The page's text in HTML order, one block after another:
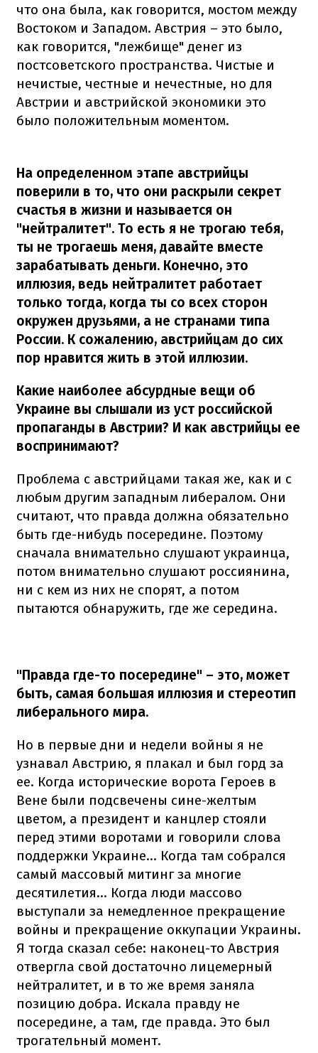
что она была, как говорится, мостом между
Востоком и Западом. Австрия – это было,
как говорится, "лежбище" денег из
постсоветского пространства. Чистые и
нечистые, честные и нечестные, но для
Австрии и австрийской экономики это
было положительным моментом.
На определенном этапе австрийцы
поверили в то, что они раскрыли секрет
счастья в жизни и называется он
"нейтралитет". То есть я не трогаю тебя,
ты не трогаешь меня, давайте вместе
зарабатывать деньги. Конечно, это
иллюзия, ведь нейтралитет работает
только тогда, когда ты со всех сторон
окружен друзьями, а не странами типа
России. К сожалению, австрийцам до сих
пор нравится жить в этой иллюзии.
Какие наиболее абсурдные вещи об
Украине вы слышали из уст российской
пропаганды в Австрии? И как австрийцы ее
воспринимают?
Проблема с австрийцами такая же, как и с
любым другим западным либералом. Они
считают, что правда должна обязательно
быть где-нибудь посередине. Поэтому
сначала внимательно слушают украинца,
потом внимательно слушают россиянина,
ни с кем из них не спорят, а потом
пытаются обнаружить, где же середина.
"Правда где-то посередине" – это, может
быть, самая большая иллюзия и стереотип
либерального мира.
Но в первые дни и недели войны я не
узнавал Австрию, я плакал и был горд за
ее. Когда исторические ворота Героев в
Вене были подсвечены сине-желтым
цветом, а президент и канцлер стояли
перед этими воротами и говорили слова
поддержки Украине… Когда там собрался
самый массовый митинг за многие
десятилетия… Когда люди массово
выступали за немедленное прекращение
войны и прекращение оккупации Украины.
Я тогда сказал себе: наконец-то Австрия
отвергла свой достаточно лицемерный
нейтралитет, и в то же время заняла
позицию добра. Искала правду не
посередине, а там, где правда. Это был
трогательный момент.